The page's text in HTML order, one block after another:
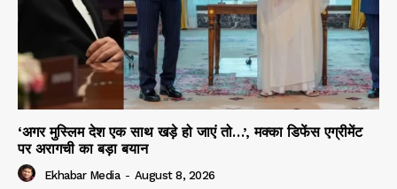
‘अगर मुस्लिम देश एक साथ खड़े हो जाएं तो…’, मक्का डिफेंस एग्रीमेंट
पर अरागची का बड़ा बयान
Ekhabar Media - August 8, 2026